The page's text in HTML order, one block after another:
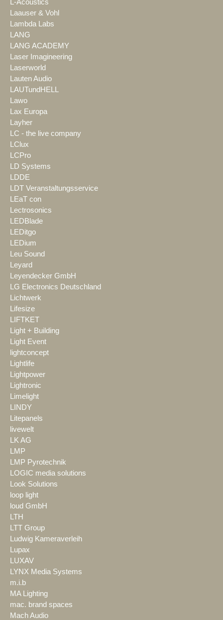
L-Acoustics
Laauser & Vohl
Lambda Labs
LANG
LANG ACADEMY
Laser Imagineering
Laserworld
Lauten Audio
LAUTundHELL
Lawo
Lax Europa
Layher
LC - the live company
LClux
LCPro
LD Systems
LDDE
LDT Veranstaltungsservice
LEaT con
Lectrosonics
LEDBlade
LEDitgo
LEDium
Leu Sound
Leyard
Leyendecker GmbH
LG Electronics Deutschland
Lichtwerk
Lifesize
LIFTKET
Light + Building
Light Event
lightconcept
Lightlife
Lightpower
Lightronic
Limelight
LINDY
Litepanels
livewelt
LK AG
LMP
LMP Pyrotechnik
LOGIC media solutions
Look Solutions
loop light
loud GmbH
LTH
LTT Group
Ludwig Kameraverleih
Lupax
LUXAV
LYNX Media Systems
m.i.b
MA Lighting
mac. brand spaces
Mach Audio